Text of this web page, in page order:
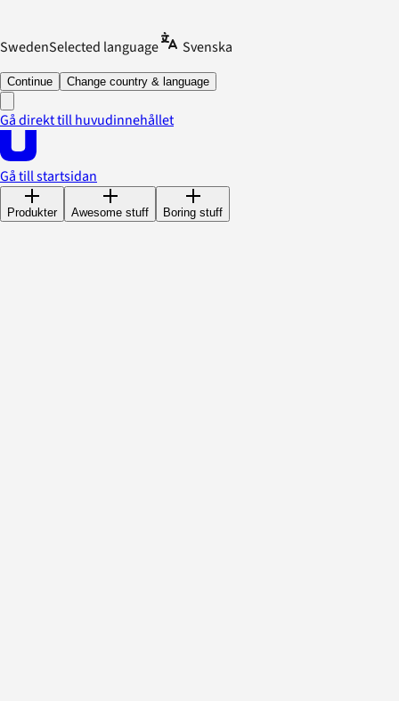
SwedenSelected language Svenska
Continue Change country & language
Gå direkt till huvudinnehållet
Gå till startsidan
Produkter Awesome stuff Boring stuff